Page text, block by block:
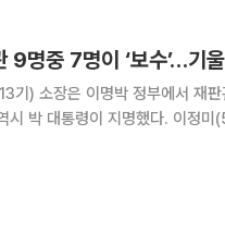
9명중 7명이 ‘보수’…기
기) 소장은 이명박 정부에서 재
시 박 대통령이 지명했다. 이정